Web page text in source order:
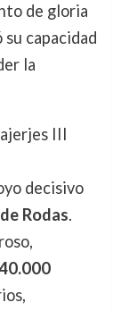
de gloria
capacidad
la
III
decisivo
Rodas.